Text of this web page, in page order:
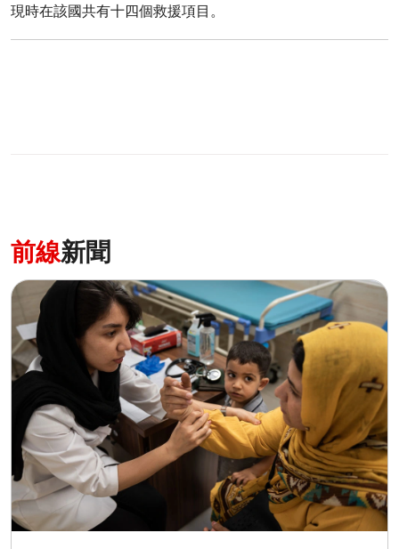
現時在該國共有十四個救援項目。
前線新聞